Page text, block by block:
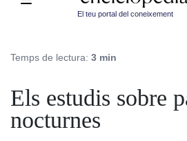
El teu portal del coneixement
Temps de lectura: 3 min
Els estudis sobre
nocturnes